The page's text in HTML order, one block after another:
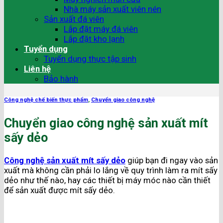
Nhà máy sản xuất viên nén
Sản xuất đá viên
Lắp đặt máy đá viên
Lắp đặt kho lạnh
Tuyển dụng
Tuyển dụng thực tập sinh
Liên hệ
Bảo hành
Công nghệ chế biến thực phẩm, Chuyển giao công nghệ
Chuyển giao công nghệ sản xuất mít
sấy dẻo
Công nghệ sản xuất mít sấy dẻo giúp bạn đi ngay vào sản
xuất mà không cần phải lo lắng về quy trình làm ra mít sấy
dẻo như thế nào, hay các thiết bị máy móc nào cần thiết
để sản xuất được mít sấy dẻo.